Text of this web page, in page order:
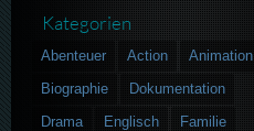
Kategorien
Abenteuer Action
Animation
Biographie
Dokumentation
Drama
Englisch
Familie